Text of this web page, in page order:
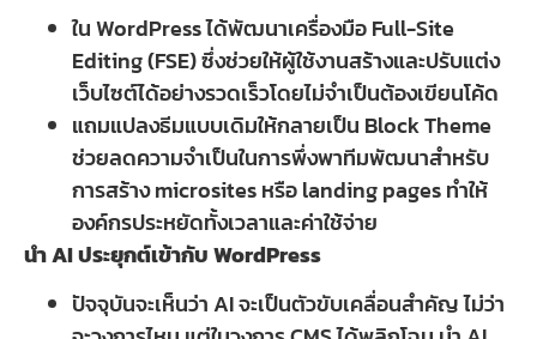
ใน WordPress ได้พัฒนาเครื่องมือ Full-Site
Editing (FSE) ซึ่งช่วยให้ผู้ใช้งานสร้างและปรับแต่ง
เว็บไซต์ได้อย่างรวดเร็วโดยไม่จำเป็นต้องเขียนโค้ด
แถมแปลงธีมแบบเดิมให้กลายเป็น Block Theme
ช่วยลดความจำเป็นในการพึ่งพาทีมพัฒนาสำหรับ
การสร้าง microsites หรือ landing pages ทำให้
องค์กรประหยัดทั้งเวลาและค่าใช้จ่าย
นำ AI ประยุกต์เข้ากับ WordPress
ปัจจุบันจะเห็นว่า AI จะเป็นตัวขับเคลื่อนสำคัญ ไม่ว่า